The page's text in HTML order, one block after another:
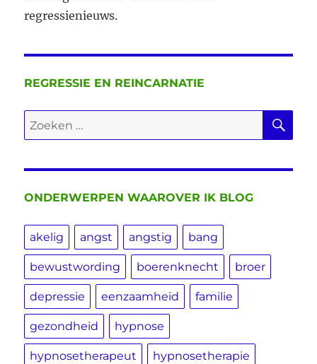
regressienieuws.
REGRESSIE EN REINCARNATIE
Zoeken
naar:
ONDERWERPEN WAAROVER IK BLOG
akelig angst angstig bang
bewustwording boerenknecht broer
depressie eenzaamheid familie
gezondheid hypnose
hypnosetherapeut hypnosetherapie